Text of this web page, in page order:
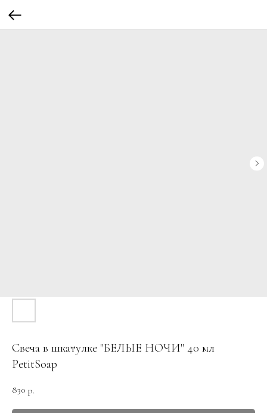
Свеча в шкатулке "БЕЛЫЕ НОЧИ" 40 мл
PetitSoap
830 р.